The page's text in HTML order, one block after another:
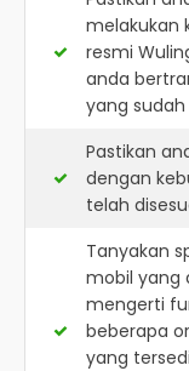
melakukan
resmi
anda
yang
Pastikan
dengan
telah
Tanyakan
mobil yang
mengerti
beberapa
yang